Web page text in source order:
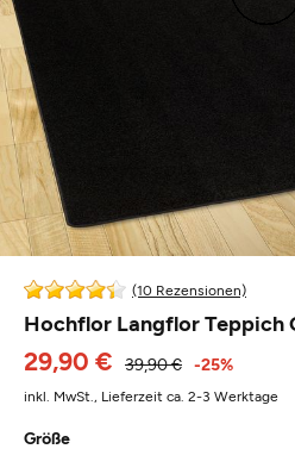
(10 Rezensionen)
Hochflor Langflor Teppich
29,90 € 39,90 € -25%
inkl. MwSt., Lieferzeit ca. 2-3 Werktage
Größe